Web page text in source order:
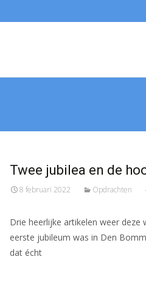
Twee jubilea en de
8 februari 2022 Opdrachten
Drie heerlijke artikelen weer deze
eerste jubileum was in Den
dat écht